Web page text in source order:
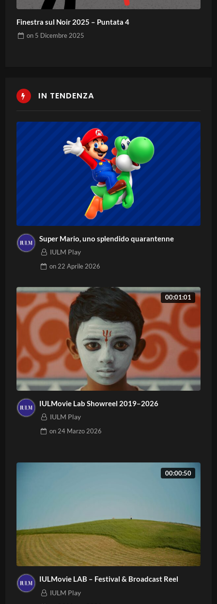
Finestra sul Noir 2025 – Puntata 4
on 5 Dicembre 2025
IN TENDENZA
Super Mario, uno splendido quarantenne
IULM Play
on 22 Aprile 2026
00:01:01
IULMovie Lab Showreel 2019–2026
IULM Play
on 24 Marzo 2026
00:00:50
IULMovie LAB – Festival & Broadcast Reel
IULM Play